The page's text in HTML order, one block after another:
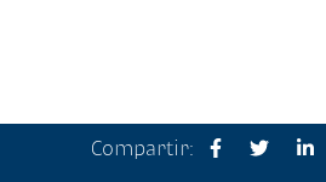
Compartir: